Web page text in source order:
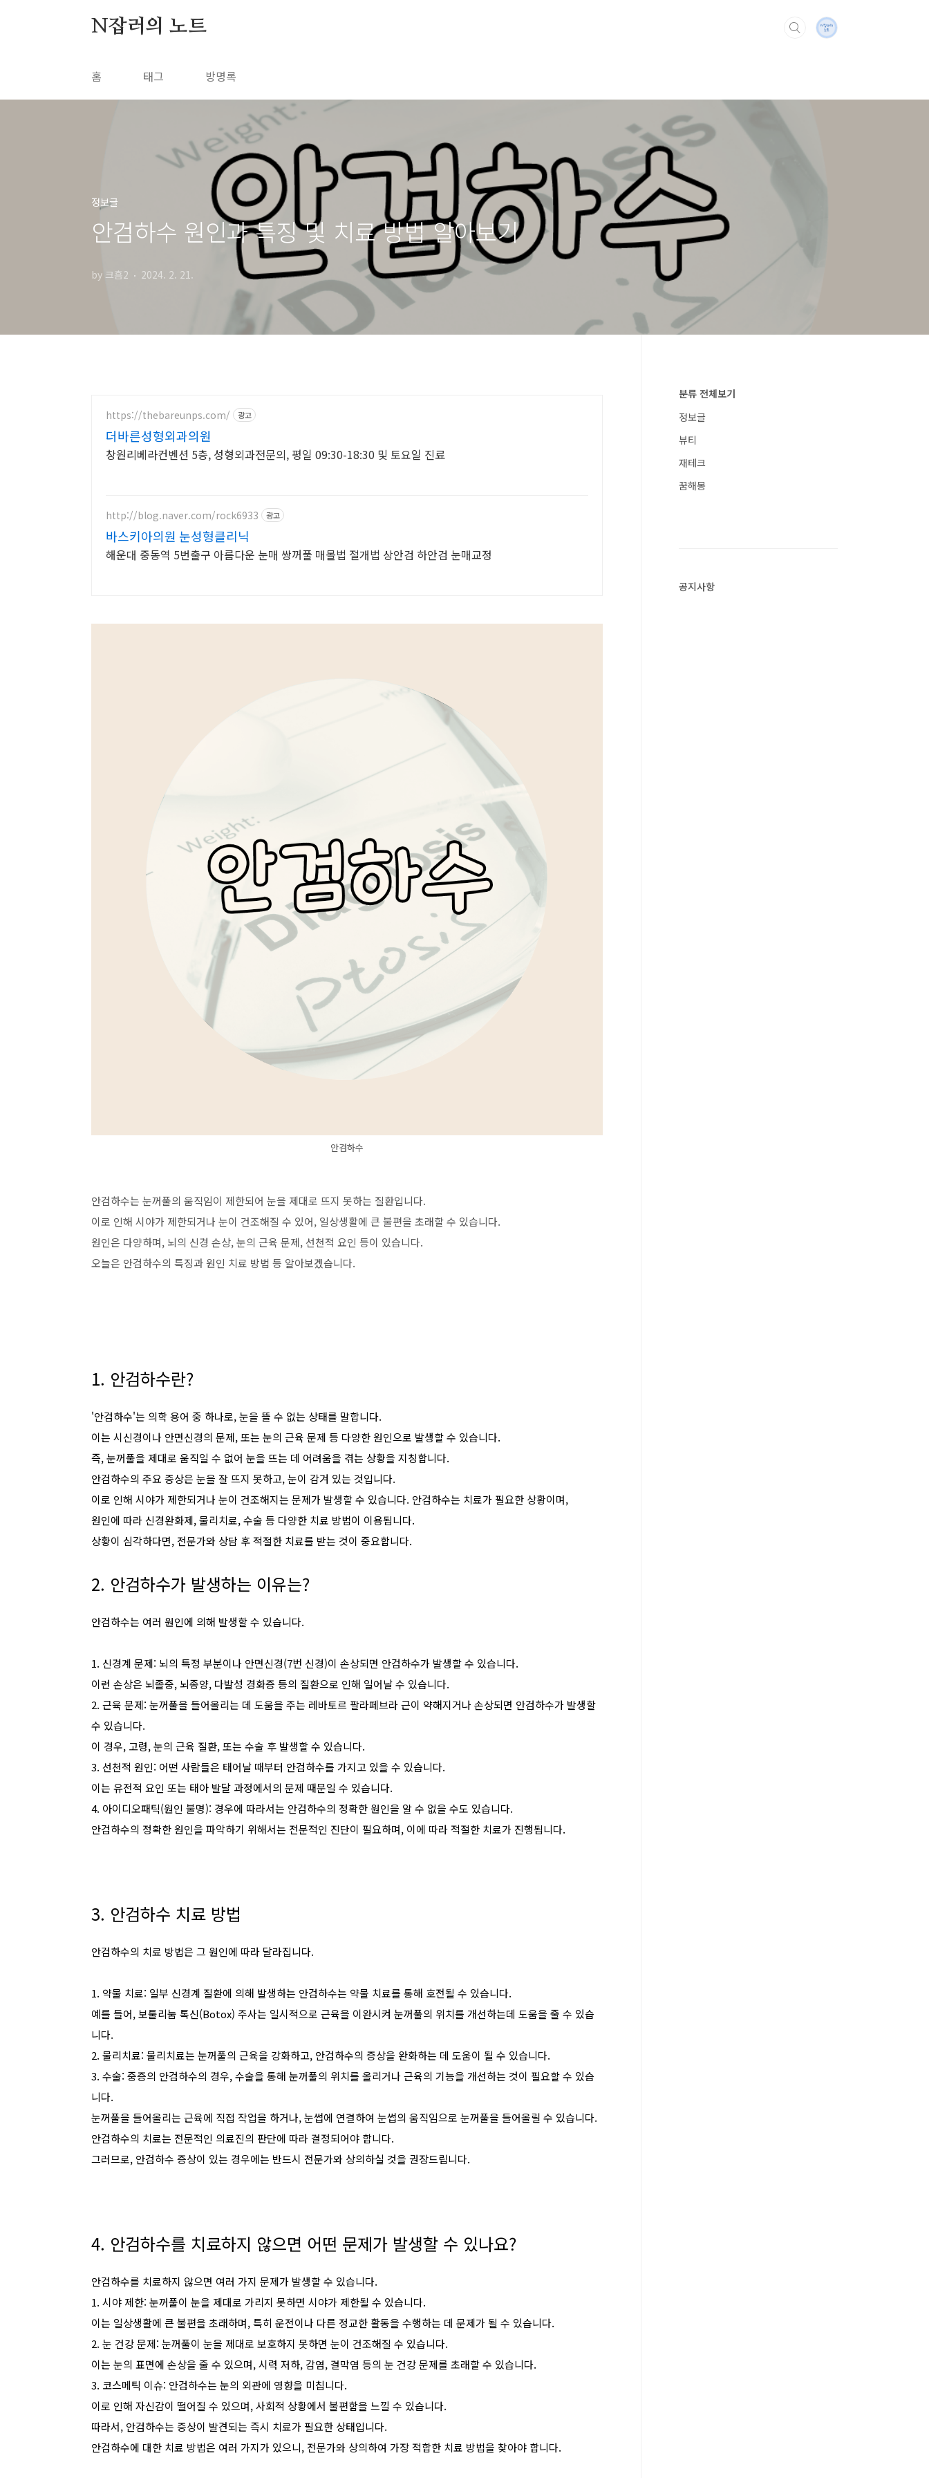
N잡러의 노트
홈 태그 방명록
정보글
안검하수 원인과 특징 및 치료 방법 알아보기
by 크흠2 2024. 2. 21.
https://thebareunps.com/ 광고
더바른성형외과의원
창원리베라컨벤션 5층, 성형외과전문의, 평일 09:30-18:30 및 토요일 진료
http://blog.naver.com/rock6933 광고
바스키아의원 눈성형클리닉
해운대 중동역 5번출구 아름다운 눈매 쌍꺼풀 매몰법 절개법 상안검 하안검 눈매교정
안검하수
안검하수는 눈꺼풀의 움직임이 제한되어 눈을 제대로 뜨지 못하는 질환입니다.
이로 인해 시야가 제한되거나 눈이 건조해질 수 있어, 일상생활에 큰 불편을 초래할 수 있습니다.
원인은 다양하며, 뇌의 신경 손상, 눈의 근육 문제, 선천적 요인 등이 있습니다.
오늘은 안검하수의 특징과 원인 치료 방법 등 알아보겠습니다.
1. 안검하수란?
'안검하수'는 의학 용어 중 하나로, 눈을 뜰 수 없는 상태를 말합니다.
이는 시신경이나 안면신경의 문제, 또는 눈의 근육 문제 등 다양한 원인으로 발생할 수 있습니다.
즉, 눈꺼풀을 제대로 움직일 수 없어 눈을 뜨는 데 어려움을 겪는 상황을 지칭합니다.
안검하수의 주요 증상은 눈을 잘 뜨지 못하고, 눈이 감겨 있는 것입니다.
이로 인해 시야가 제한되거나 눈이 건조해지는 문제가 발생할 수 있습니다. 안검하수는 치료가 필요한 상황이며,
원인에 따라 신경완화제, 물리치료, 수술 등 다양한 치료 방법이 이용됩니다.
상황이 심각하다면, 전문가와 상담 후 적절한 치료를 받는 것이 중요합니다.
2. 안검하수가 발생하는 이유는?
안검하수는 여러 원인에 의해 발생할 수 있습니다.
1. 신경계 문제: 뇌의 특정 부분이나 안면신경(7번 신경)이 손상되면 안검하수가 발생할 수 있습니다.
이런 손상은 뇌졸중, 뇌종양, 다발성 경화증 등의 질환으로 인해 일어날 수 있습니다.
2. 근육 문제: 눈꺼풀을 들어올리는 데 도움을 주는 레바토르 팔라페브라 근이 약해지거나 손상되면 안검하수가 발생할
수 있습니다.
이 경우, 고령, 눈의 근육 질환, 또는 수술 후 발생할 수 있습니다.
3. 선천적 원인: 어떤 사람들은 태어날 때부터 안검하수를 가지고 있을 수 있습니다.
이는 유전적 요인 또는 태아 발달 과정에서의 문제 때문일 수 있습니다.
4. 아이디오패틱(원인 불명): 경우에 따라서는 안검하수의 정확한 원인을 알 수 없을 수도 있습니다.
안검하수의 정확한 원인을 파악하기 위해서는 전문적인 진단이 필요하며, 이에 따라 적절한 치료가 진행됩니다.
3. 안검하수 치료 방법
안검하수의 치료 방법은 그 원인에 따라 달라집니다.
1. 약물 치료: 일부 신경계 질환에 의해 발생하는 안검하수는 약물 치료를 통해 호전될 수 있습니다.
예를 들어, 보툴리눔 톡신(Botox) 주사는 일시적으로 근육을 이완시켜 눈꺼풀의 위치를 개선하는데 도움을 줄 수 있습
니다.
2. 물리치료: 물리치료는 눈꺼풀의 근육을 강화하고, 안검하수의 증상을 완화하는 데 도움이 될 수 있습니다.
3. 수술: 중증의 안검하수의 경우, 수술을 통해 눈꺼풀의 위치를 올리거나 근육의 기능을 개선하는 것이 필요할 수 있습
니다.
눈꺼풀을 들어올리는 근육에 직접 작업을 하거나, 눈썹에 연결하여 눈썹의 움직임으로 눈꺼풀을 들어올릴 수 있습니다.
안검하수의 치료는 전문적인 의료진의 판단에 따라 결정되어야 합니다.
그러므로, 안검하수 증상이 있는 경우에는 반드시 전문가와 상의하실 것을 권장드립니다.
4. 안검하수를 치료하지 않으면 어떤 문제가 발생할 수 있나요?
안검하수를 치료하지 않으면 여러 가지 문제가 발생할 수 있습니다.
1. 시야 제한: 눈꺼풀이 눈을 제대로 가리지 못하면 시야가 제한될 수 있습니다.
이는 일상생활에 큰 불편을 초래하며, 특히 운전이나 다른 정교한 활동을 수행하는 데 문제가 될 수 있습니다.
2. 눈 건강 문제: 눈꺼풀이 눈을 제대로 보호하지 못하면 눈이 건조해질 수 있습니다.
이는 눈의 표면에 손상을 줄 수 있으며, 시력 저하, 감염, 결막염 등의 눈 건강 문제를 초래할 수 있습니다.
3. 코스메틱 이슈: 안검하수는 눈의 외관에 영향을 미칩니다.
이로 인해 자신감이 떨어질 수 있으며, 사회적 상황에서 불편함을 느낄 수 있습니다.
따라서, 안검하수는 증상이 발견되는 즉시 치료가 필요한 상태입니다.
안검하수에 대한 치료 방법은 여러 가지가 있으니, 전문가와 상의하여 가장 적합한 치료 방법을 찾아야 합니다.
분류 전체보기
정보글
뷰티
재테크
꿈해몽
공지사항